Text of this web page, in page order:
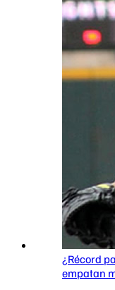
¿Récord
empatan